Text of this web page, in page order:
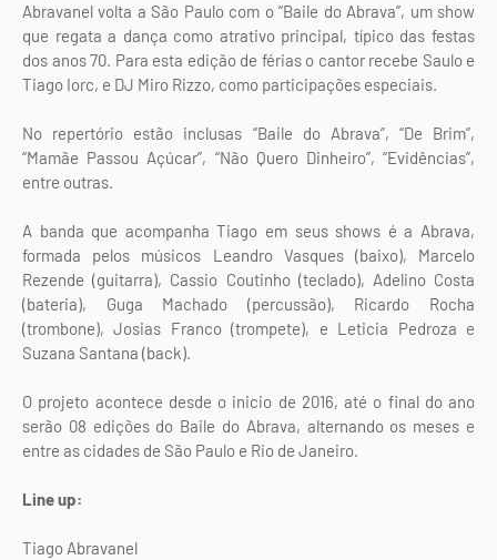
Abravanel volta a São Paulo com o “Baile do Abrava”, um show
que regata a dança como atrativo principal, típico das festas
dos anos 70. Para esta edição de férias o cantor recebe Saulo e
Tiago Iorc, e DJ Miro Rizzo, como participações especiais.
No repertório estão inclusas “Baile do Abrava”, “De Brim”,
“Mamãe Passou Açúcar”, “Não Quero Dinheiro”, “Evidências”,
entre outras.
A banda que acompanha Tiago em seus shows é a Abrava,
formada pelos músicos Leandro Vasques (baixo), Marcelo
Rezende (guitarra), Cassio Coutinho (teclado), Adelino Costa
(bateria), Guga Machado (percussão), Ricardo Rocha
(trombone), Josias Franco (trompete), e Leticia Pedroza e
Suzana Santana (back).
O projeto acontece desde o inicio de 2016, até o final do ano
serão 08 edições do Baile do Abrava, alternando os meses e
entre as cidades de São Paulo e Rio de Janeiro.
Line up:
Tiago Abravanel